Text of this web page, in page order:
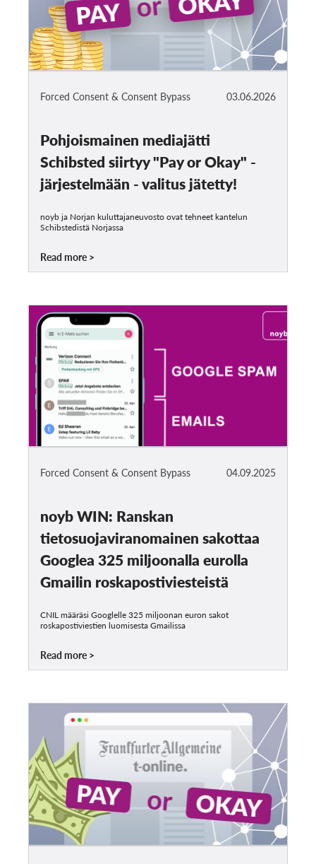
03.06.2026
Forced Consent & Consent Bypass
Pohjoismainen mediajätti
Schibsted siirtyy "Pay or Okay" -
järjestelmään - valitus jätetty!
noyb ja Norjan kuluttajaneuvosto ovat tehneet kantelun
Schibstedistä Norjassa
Read more
04.09.2025
Forced Consent & Consent Bypass
noyb WIN: Ranskan
tietosuojaviranomainen sakottaa
Googlea 325 miljoonalla eurolla
Gmailin roskapostiviesteistä
CNIL määräsi Googlelle 325 miljoonan euron sakot
roskapostiviestien luomisesta Gmailissa
Read more